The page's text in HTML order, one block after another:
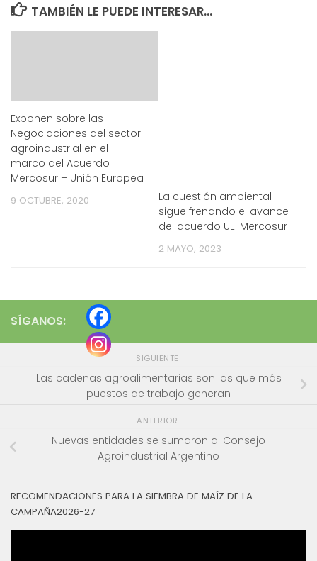
TAMBIÉN LE PUEDE INTERESAR...
Exponen sobre las
Negociaciones del sector
agroindustrial en el
marco del Acuerdo
Mercosur – Unión Europea
9 OCTUBRE, 2020
La cuestión ambiental
sigue frenando el avance
del acuerdo UE-Mercosur
2 MAYO, 2023
SÍGANOS:
SIGUIENTE
Las cadenas agroalimentarias son las que más
puestos de trabajo generan
ANTERIOR
Nuevas entidades se sumaron al Consejo
Agroindustrial Argentino
RECOMENDACIONES PARA LA SIEMBRA DE MAÍZ DE LA
CAMPAÑA2026-27